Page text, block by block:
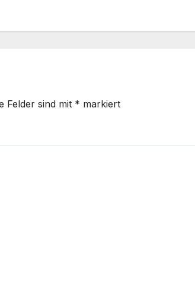
Felder sind mit * markiert